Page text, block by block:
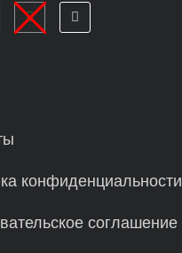
конфиденциальности
соглашение